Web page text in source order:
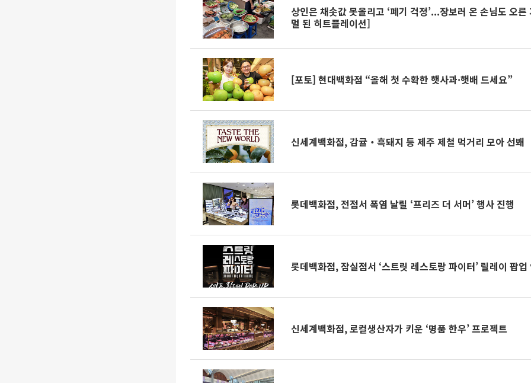
상인은 채솟값 못올리고 ‘폐기 걱정’...장보러 온 손님도 오
멀 된 히트플레이션]
[포토] 현대백화점 “올해 첫 수확한 햇사과·햇배 드세요”
신세계백화점, 감귤‧흑돼지 등 제주 제철 먹거리 모아 선봬
롯데백화점, 전점서 폭염 날릴 ‘프리즈 더 서머’ 행사 진행
롯데백화점, 잠실점서 ‘스트릿 레스토랑 파이터’ 릴레이 팝업
신세계백화점, 로컬생산자가 키운 ‘명품 한우’ 프로젝트